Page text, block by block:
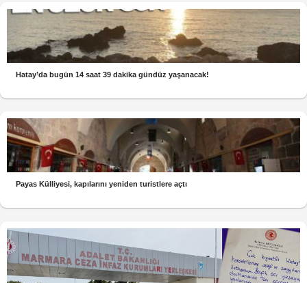
Hatay’da bugün 14 saat 39 dakika gündüz yaşanacak!
Payas Külliyesi, kapılarını yeniden turistlere açtı